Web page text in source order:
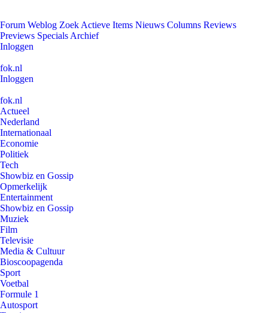
Forum Weblog Zoek Actieve Items Nieuws Columns Reviews
Previews Specials Archief
Inloggen
fok.nl
Inloggen
fok.nl
Actueel
Nederland
Internationaal
Economie
Politiek
Tech
Showbiz en Gossip
Opmerkelijk
Entertainment
Showbiz en Gossip
Muziek
Film
Televisie
Media & Cultuur
Bioscoopagenda
Sport
Voetbal
Formule 1
Autosport